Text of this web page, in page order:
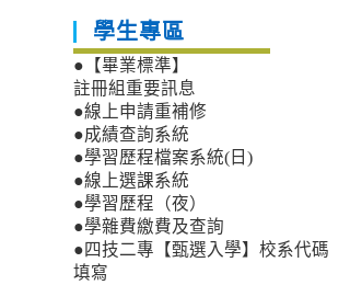
學生專區
●【畢業標準】
註冊組重要訊息
●線上申請重補修
●成績查詢系統
●學習歷程檔案系統(日)
●線上選課系統
●學習歷程（夜）
●學雜費繳費及查詢
●四技二專【甄選入學】校系代碼
填寫